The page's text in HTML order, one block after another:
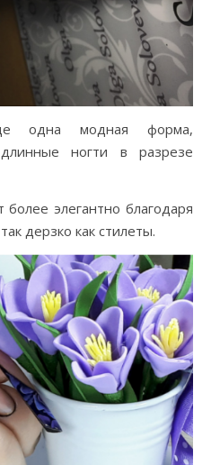
одна модная форма,
ногти в разрезе
элегантно благодаря
дерзко как стилеты.